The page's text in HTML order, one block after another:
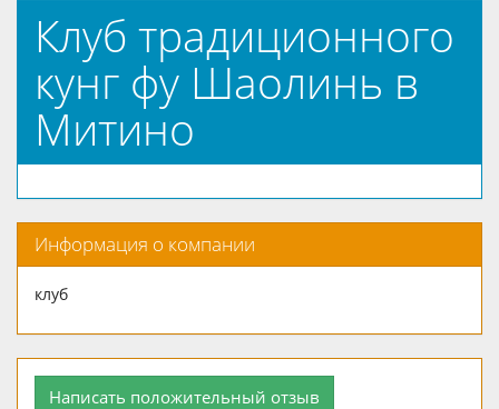
Клуб традиционного
кунг фу Шаолинь в
Митино
Информация о компании
клуб
Написать положительный отзыв